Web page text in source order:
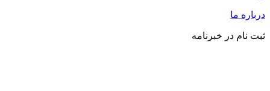
درباره ما
ثبت نام در خبرنامه